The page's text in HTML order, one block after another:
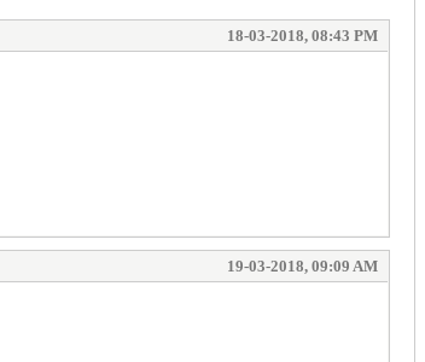
18-03-2018, 08:43 PM
19-03-2018, 09:09 AM